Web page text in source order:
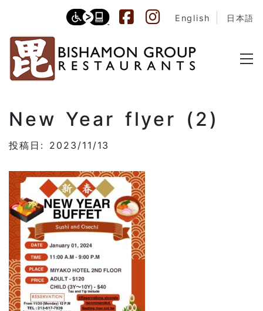
English 日本語
New Year flyer (2)
投稿日: 2023/11/13